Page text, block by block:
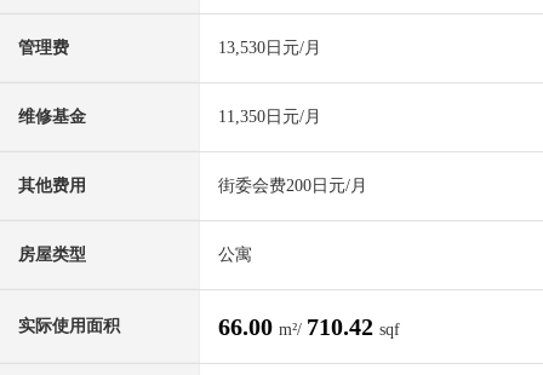
管理费 13,530日元/月
维修基金 11,350日元/月
其他费用 街委会费200日元/月
房屋类型 公寓
实际使用面积 66.00 m²/ 710.42 sqf